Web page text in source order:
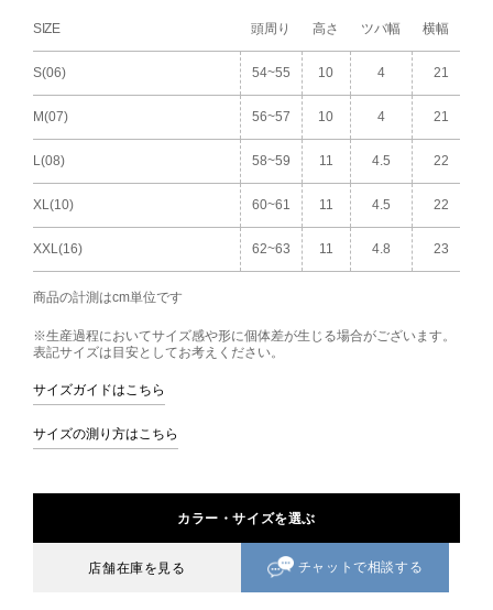
SIZE 頭周り 高さ ツバ幅 横幅
S(06) 54~55 10 4 21
M(07) 56~57 10 4 21
L(08) 58~59 11 4.5 22
XL(10) 60~61 11 4.5 22
XXL(16) 62~63 11 4.8 23
商品の計測はcm単位です
※生産過程においてサイズ感や形に個体差が生じる場合がございます。
表記サイズは目安としてお考えください。
サイズガイドはこちら
サイズの測り方はこちら
カラー・サイズを選ぶ
店舗在庫を見る チャットで相談する